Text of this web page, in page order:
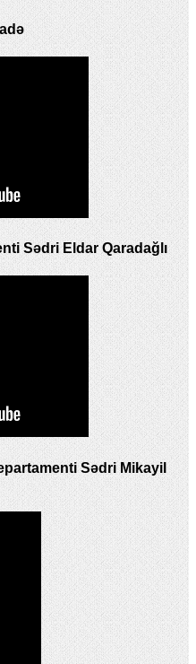
Sədri Eldar Qaradağlı
Sədri Mikayil